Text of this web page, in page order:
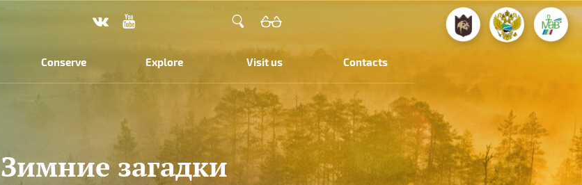
Conserve Explore Visit us Contacts
Зимние загадки